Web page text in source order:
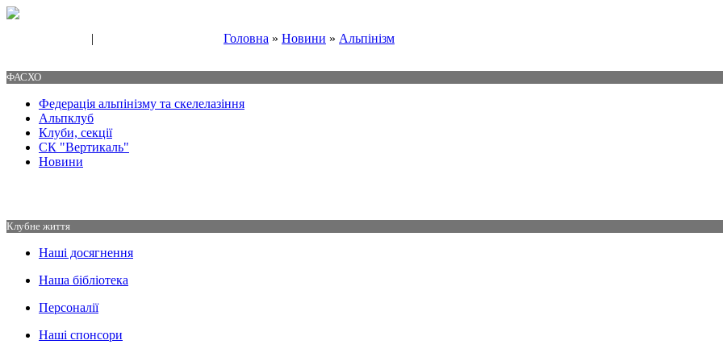
| Головна » Новини » Альпінізм
ФАСХО
Федерація альпінізму та скелелазіння
Альпклуб
Клуби, секції
СК "Вертикаль"
Новини
Клубне життя
Наші досягнення
Наша бібліотека
Персоналії
Наші спонсори